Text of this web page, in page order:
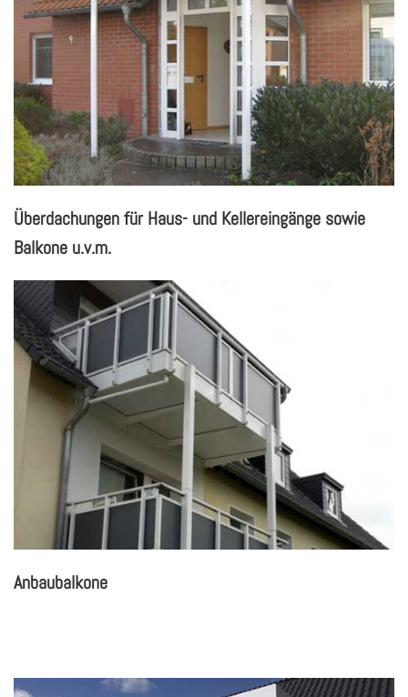
Über­da­chun­gen für Haus- und Kel­ler­ein­gän­ge sowie
Bal­ko­ne u.v.m.
An­baub­al­ko­ne